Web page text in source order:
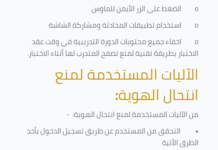
o
الضغط على الزر الأيمن للماوس
o
استخدام تطبيقات المحادثة ومشاركة الشاشة
o
اخفاء جميع محتويات الدورة التدريبية في وقت عقد
الاختبار بطريقة تقنية لمنع تصفح المتدرب لها أثناء الاختبار.
الآليات المستخدمة لمنع
انتحال الهوية:
من الآليات المستخدمة لمنعانتحال الهوية: -
• التحقق من المستخدم عن طريق تسجيل الدخول بأحد
الطرق الأتية